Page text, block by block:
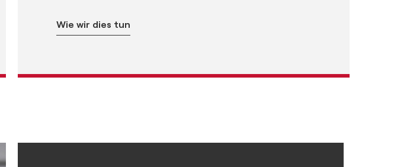
Wie wir dies tun